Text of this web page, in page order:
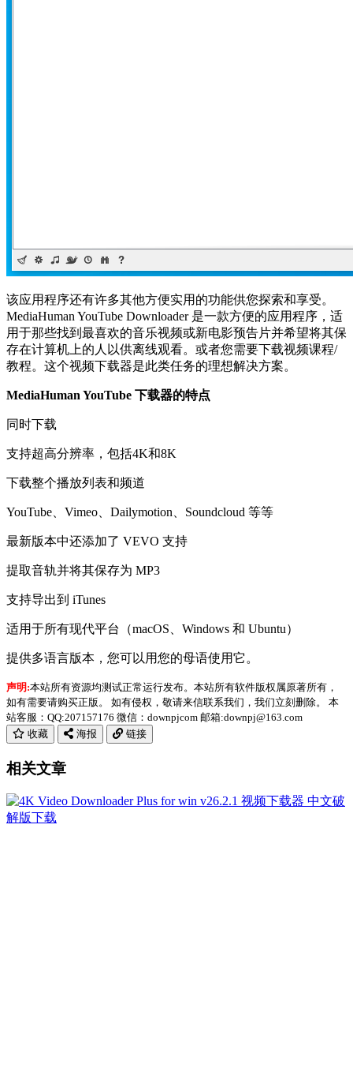
该应用程序还有许多其他方便实用的功能供您探索和享受。
MediaHuman YouTube Downloader 是一款方便的应用程序，适
用于那些找到最喜欢的音乐视频或新电影预告片并希望将其保
存在计算机上的人以供离线观看。或者您需要下载视频课程/
教程。这个视频下载器是此类任务的理想解决方案。
MediaHuman YouTube 下载器的特点
同时下载
支持超高分辨率，包括4K和8K
下载整个播放列表和频道
YouTube、Vimeo、Dailymotion、Soundcloud 等等
最新版本中还添加了 VEVO 支持
提取音轨并将其保存为 MP3
支持导出到 iTunes
适用于所有现代平台（macOS、Windows 和 Ubuntu）
提供多语言版本，您可以用您的母语使用它。
声明:本站所有资源均测试正常运行发布。本站所有软件版权属原著所有，
如有需要请购买正版。 如有侵权，敬请来信联系我们，我们立刻删除。 本
站客服：QQ:207157176 微信：downpjcom 邮箱:downpj@163.com
收藏
海报 链接
相关文章